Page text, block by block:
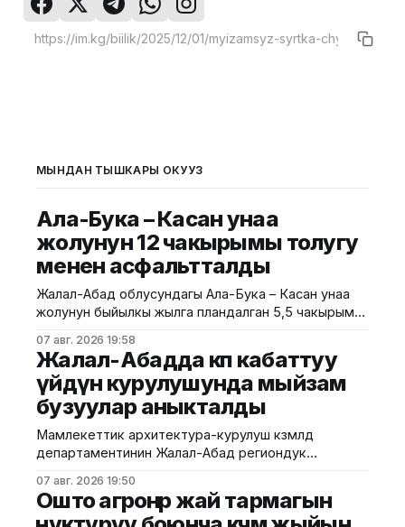
МЫНДАН ТЫШКАРЫ ОКУҢУЗ
Ала-Бука – Касан унаа
жолунун 12 чакырымы толугу
менен асфальтталды
Жалал-Абад облусундагы Ала-Бука – Касан унаа
жолунун быйылкы жылга пландалган 5,5 чакырым
аяктады. Транспорт жана коммуникациялар
министрлигинин маалыматына ылайык, жол куруу
иштери №17 Жол эксплуатациялоо мекемеси
тарабынан белгиленген графикке ылайык,
курулуштун сапат талаптарын сактоо менен
жүргүзүлдү. Аталган жолдун жалпы 12 чакырымына
07 авг. 2026 19:58
Жалал-Абадда көп кабаттуу
үйдүн курулушунда мыйзам
бузуулар аныкталды
Мамлекеттик архитектура-курулуш көзөмөлдөө
департаментинин Жалал-Абад региондук
текшерүү жүргүздү. Бул тууралуу Курулуш
министрлигинин басма сөз кызматы билдирди.
07 авг. 2026 19:50
Ошто агроөнөр жай тармагын